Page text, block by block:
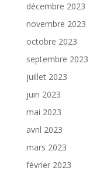
décembre 2023
novembre 2023
octobre 2023
septembre 2023
juillet 2023
juin 2023
mai 2023
avril 2023
mars 2023
février 2023